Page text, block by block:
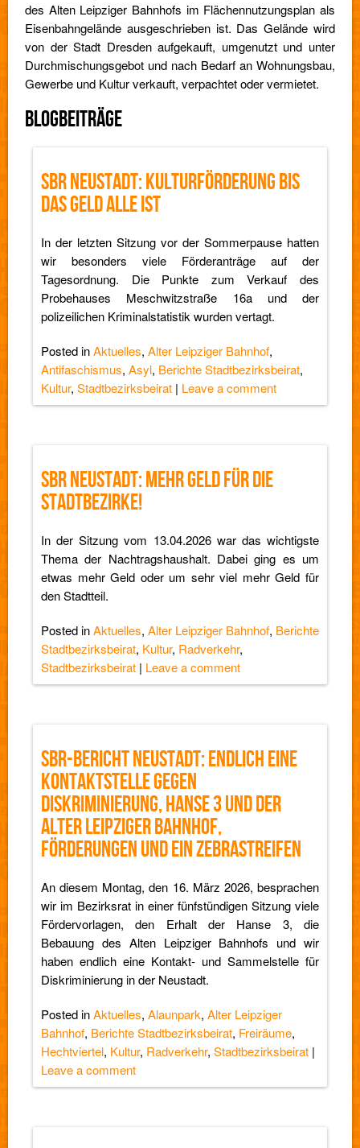
des Alten Leipziger Bahnhofs im Flächennutzungsplan als
Eisenbahngelände ausgeschrieben ist. Das Gelände wird
von der Stadt Dresden aufgekauft, umgenutzt und unter
Durchmischungsgebot und nach Bedarf an Wohnungsbau,
Gewerbe und Kultur verkauft, verpachtet oder vermietet.
BLOGBEITRÄGE
SBR NEUSTADT: KULTURFÖRDERUNG BIS
DAS GELD ALLE IST
In der letzten Sitzung vor der Sommerpause hatten
wir besonders viele Förderanträge auf der
Tagesordnung. Die Punkte zum Verkauf des
Probehauses Meschwitzstraße 16a und der
polizeilichen Kriminalstatistik wurden vertagt.
Posted inAktuelles, Alter Leipziger Bahnhof,
Antifaschismus, Asyl, Berichte Stadtbezirksbeirat,
Kultur, Stadtbezirksbeirat | Leave a comment
SBR NEUSTADT: MEHR GELD FÜR DIE
STADTBEZIRKE!
In der Sitzung vom 13.04.2026 war das wichtigste
Thema der Nachtragshaushalt. Dabei ging es um
etwas mehr Geld oder um sehr viel mehr Geld für
den Stadtteil.
Posted inAktuelles, Alter Leipziger Bahnhof, Berichte
Stadtbezirksbeirat, Kultur, Radverkehr,
Stadtbezirksbeirat | Leave a comment
SBR-BERICHT NEUSTADT: ENDLICH EINE
KONTAKTSTELLE GEGEN
DISKRIMINIERUNG, HANSE 3 UND DER
ALTER LEIPZIGER BAHNHOF,
FÖRDERUNGEN UND EIN ZEBRASTREIFEN
An diesem Montag, den 16. März 2026, besprachen
wir im Bezirksrat in einer fünfstündigen Sitzung viele
Fördervorlagen, den Erhalt der Hanse 3, die
Bebauung des Alten Leipziger Bahnhofs und wir
haben endlich eine Kontakt- und Sammelstelle für
Diskriminierung in der Neustadt.
Posted inAktuelles, Alaunpark, Alter Leipziger
Bahnhof, Berichte Stadtbezirksbeirat, Freiräume,
Hechtviertel, Kultur, Radverkehr, Stadtbezirksbeirat |
Leave a comment